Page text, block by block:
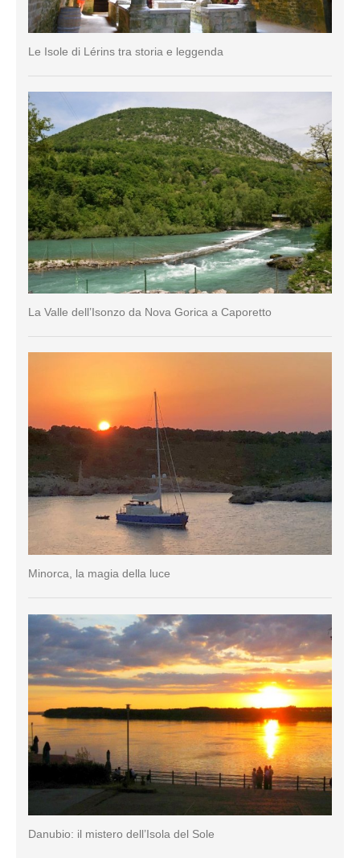
Le Isole di Lérins tra storia e leggenda
La Valle dell’Isonzo da Nova Gorica a Caporetto
Minorca, la magia della luce
Danubio: il mistero dell’Isola del Sole